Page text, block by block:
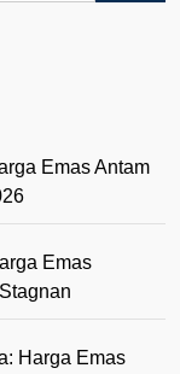
Emas Antam
Emas
Harga Emas